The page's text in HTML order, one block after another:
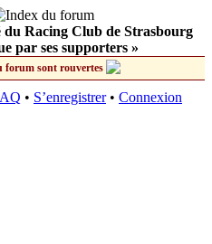
du Racing Club de Strasbourg
par ses supporters »
forum sont rouvertes
• S’enregistrer• Connexion